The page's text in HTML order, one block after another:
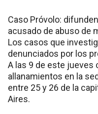
Caso Próvolo:
acusado de abuso de
Los casos que
denunciados por los
A las 9 de este jueves
allanamientos en la
entre 25 y 26 de la
Aires.